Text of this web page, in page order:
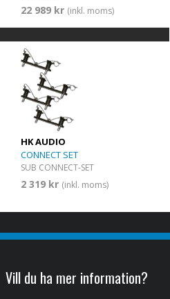
22 989 kr (inkl. moms)
HK AUDIO
CONNECT SET
SUB CONNECT-SET
2 319 kr (inkl. moms)
Vill du ha mer information?